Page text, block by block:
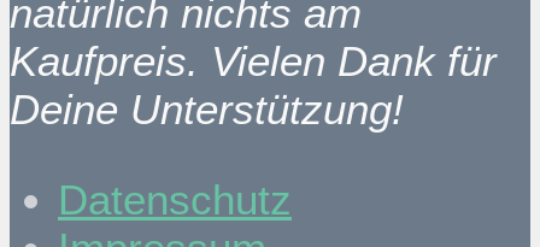
natürlich nichts am
Kaufpreis. Vielen Dank für
Deine Unterstützung!
Datenschutz